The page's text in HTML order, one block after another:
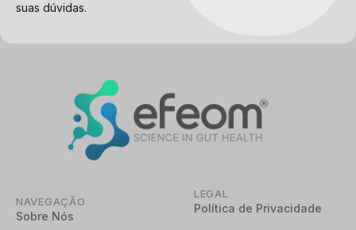
suas dúvidas.
NAVEGAÇÃO
Sobre Nós
LEGAL
Política de Privacidade